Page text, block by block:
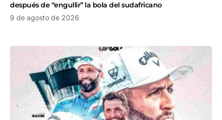
después de “engullir” la bola del sudafricano
9 de agosto de 2026